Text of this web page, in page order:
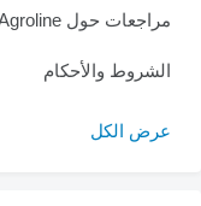
مراجعات حول Agroline
الشروط والأحكام
عرض الكل